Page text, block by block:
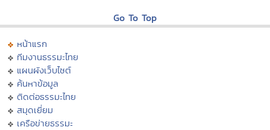
Go To Top
หน้าแรก
ทีมงานธรรมะไทย
แผนผังเว็บไซต์
ค้นหาข้อมูล
ติดต่อธรรมะไทย
สมุดเยี่ยม
เครือข่ายธรรมะ